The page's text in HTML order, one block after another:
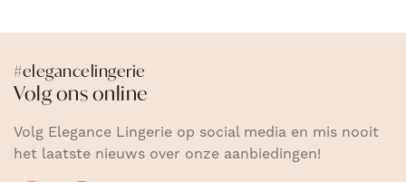
#elegancelingerie
Volg ons online
Volg Elegance Lingerie op social media en mis nooit
het laatste nieuws over onze aanbiedingen!